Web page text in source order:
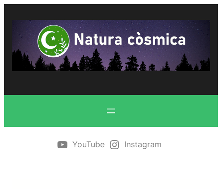
contingut
YouTube Instagram